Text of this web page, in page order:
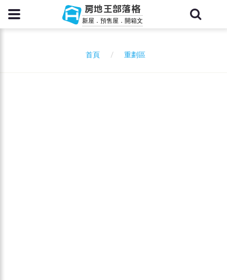
房地王部落格
新屋．預售屋．開箱文
首頁 重劃區